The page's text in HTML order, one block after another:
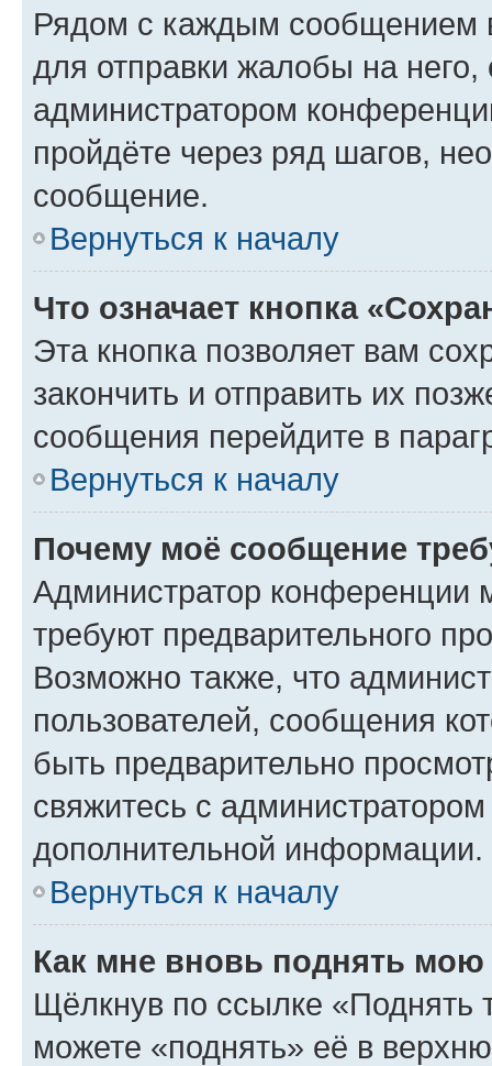
Рядом с каждым сообщением
для отправки жалобы на
администратором
пройдёте через ряд шагов,
сообщение.
Вернуться к началу
Что означает кнопка
Эта кнопка позволяет вам
закончить и отправить их
сообщения перейдите в
Вернуться к началу
Почему моё сообщение
Администратор конференции
требуют предварительного
Возможно также, что
пользователей, сообщения
быть предварительно
свяжитесь с
дополнительной информации.
Вернуться к началу
Как мне вновь поднять мою
Щёлкнув по ссылке «Поднять
можете «поднять» её в